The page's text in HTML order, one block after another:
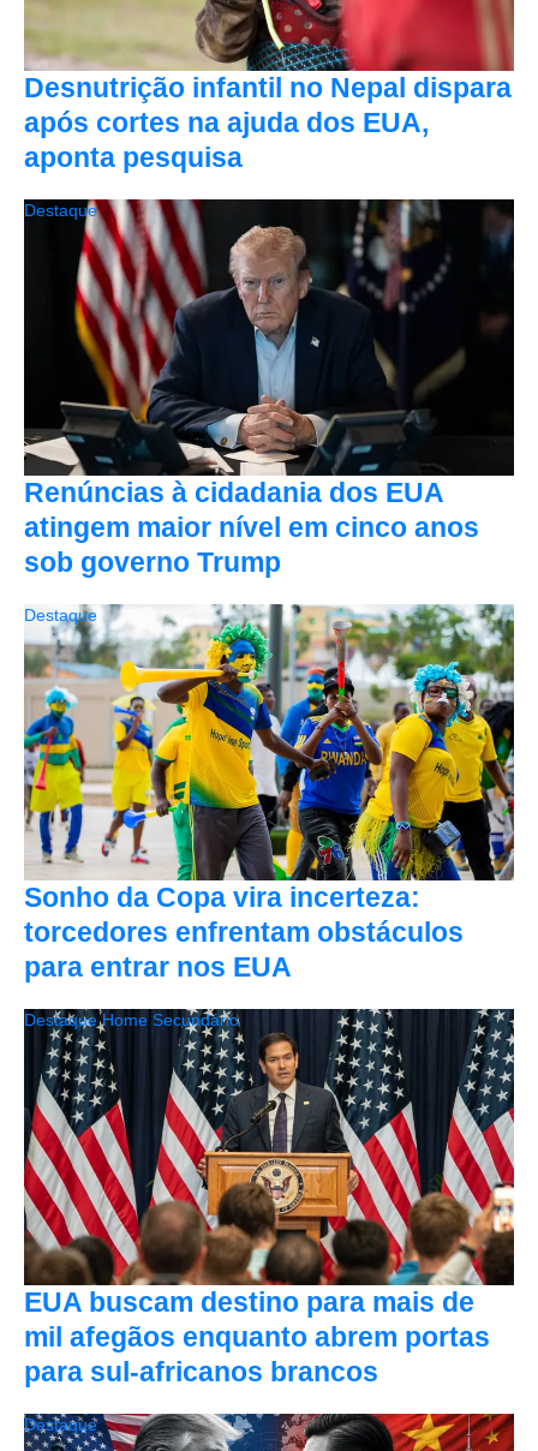
Desnutrição infantil no Nepal dispara
após cortes na ajuda dos EUA,
aponta pesquisa
Renúncias à cidadania dos EUA
atingem maior nível em cinco anos
sob governo Trump
Destaque
Sonho da Copa vira incerteza:
torcedores enfrentam obstáculos
para entrar nos EUA
Destaque
EUA buscam destino para mais de
mil afegãos enquanto abrem portas
para sul-africanos brancos
Destaque Home Secundário
Destaque